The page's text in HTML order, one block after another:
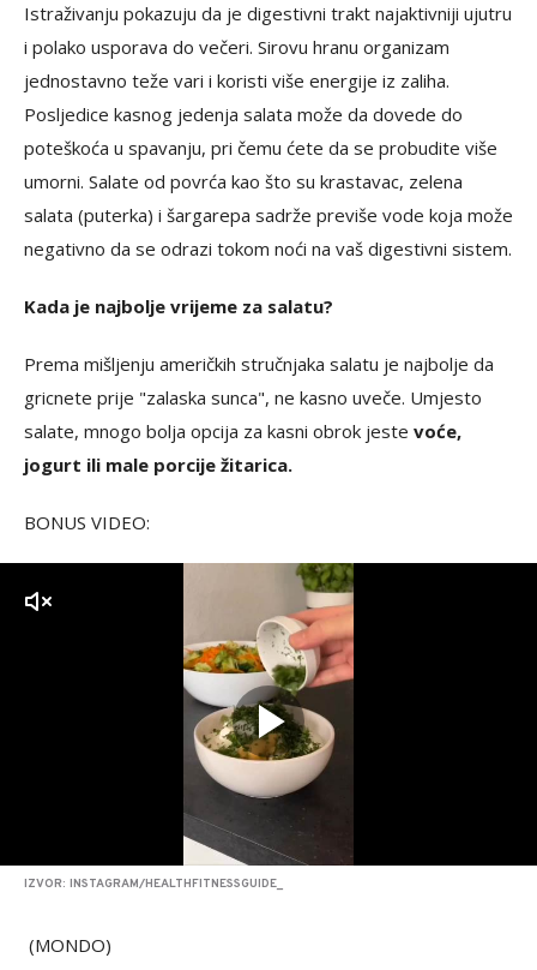
Istraživanju pokazuju da je digestivni trakt najaktivniji ujutru
i polako usporava do večeri. Sirovu hranu organizam
jednostavno teže vari i koristi više energije iz zaliha.
Posljedice kasnog jedenja salata može da dovede do
poteškoća u spavanju, pri čemu ćete da se probudite više
umorni. Salate od povrća kao što su krastavac, zelena
salata (puterka) i šargarepa sadrže previše vode koja može
negativno da se odrazi tokom noći na vaš digestivni sistem.
Kada je najbolje vrijeme za salatu?
Prema mišljenju američkih stručnjaka salatu je najbolje da
gricnete prije "zalaska sunca", ne kasno uveče. Umjesto
salate, mnogo bolja opcija za kasni obrok jeste voće,
jogurt ili male porcije žitarica.
BONUS VIDEO:
IZVOR: INSTAGRAM/HEALTHFITNESSGUIDE_
(MONDO)